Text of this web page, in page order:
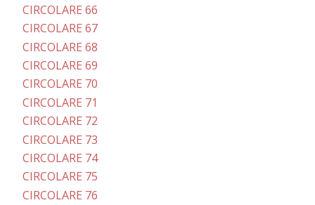
CIRCOLARE 66
CIRCOLARE 67
CIRCOLARE 68
CIRCOLARE 69
CIRCOLARE 70
CIRCOLARE 71
CIRCOLARE 72
CIRCOLARE 73
CIRCOLARE 74
CIRCOLARE 75
CIRCOLARE 76